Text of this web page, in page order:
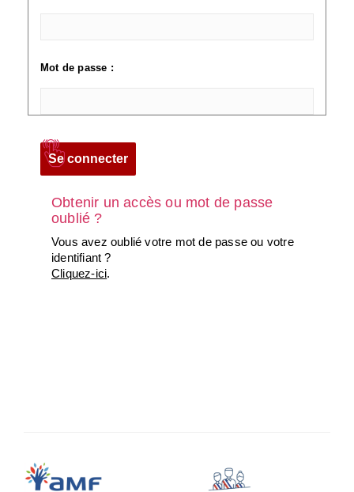
Mot de passe :
Obtenir un accès ou mot de passe
oublié ?
Vous avez oublié votre mot de passe ou votre
identifiant ?
Cliquez-ici.